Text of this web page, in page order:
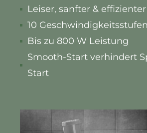
Leiser, sanfter &
10 Geschwindigkeitsstufen
Bis zu 800 W Leistung
Smooth-Start verhindert
Start